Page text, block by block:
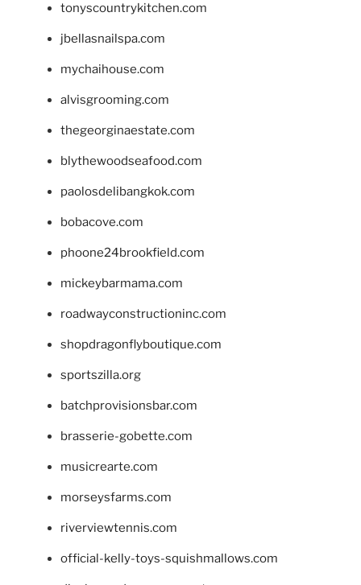
tonyscountrykitchen.com
jbellasnailspa.com
mychaihouse.com
alvisgrooming.com
thegeorginaestate.com
blythewoodseafood.com
paolosdelibangkok.com
bobacove.com
phoone24brookfield.com
mickeybarmama.com
roadwayconstructioninc.com
shopdragonflyboutique.com
sportszilla.org
batchprovisionsbar.com
brasserie-gobette.com
musicrearte.com
morseysfarms.com
riverviewtennis.com
official-kelly-toys-squishmallows.com